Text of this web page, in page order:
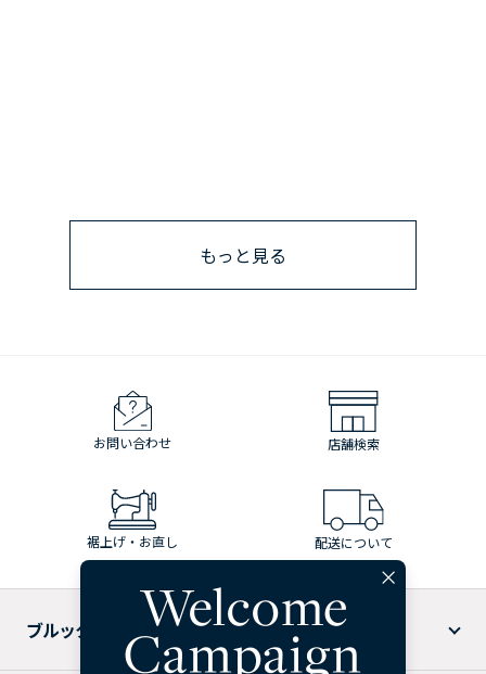
もっと見る
お問い合わせ 店舗検索
裾上げ・お直し 配送について
ブルックス ブラザーズについて